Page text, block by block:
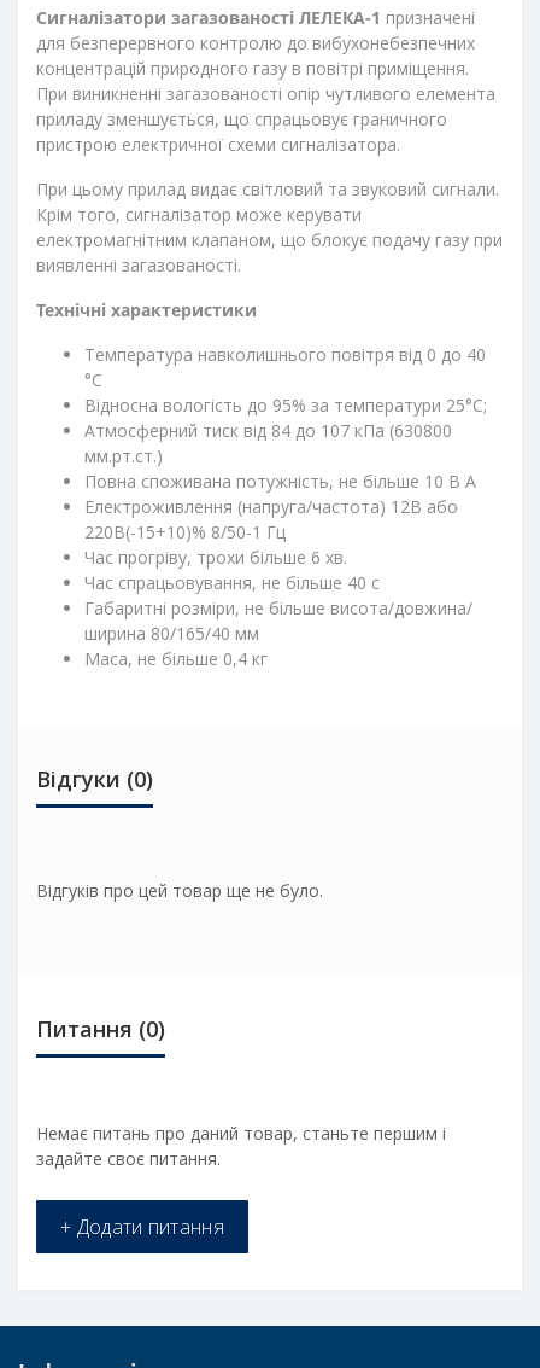
Сигналізатори загазованості ЛЕЛЕКА-1 призначені
для безперервного контролю до вибухонебезпечних
концентрацій природного газу в повітрі приміщення.
При виникненні загазованості опір чутливого елемента
приладу зменшується, що спрацьовує граничного
пристрою електричної схеми сигналізатора.
При цьому прилад видає світловий та звуковий сигнали.
Крім того, сигналізатор може керувати
електромагнітним клапаном, що блокує подачу газу при
виявленні загазованості.
Технічні характеристики
Температура навколишнього повітря від 0 до 40
°С
Відносна вологість до 95% за температури 25°С;
Атмосферний тиск від 84 до 107 кПа (630800
мм.рт.ст.)
Повна споживана потужність, не більше 10 В А
Електроживлення (напруга/частота) 12В або
220В(-15+10)% 8/50-1 Гц
Час прогріву, трохи більше 6 хв.
Час спрацьовування, не більше 40 с
Габаритні розміри, не більше висота/довжина/
ширина 80/165/40 мм
Маса, не більше 0,4 кг
Відгуки (0)
Відгуків про цей товар ще не було.
Питання (0)
Немає питань про даний товар, станьте першим і
задайте своє питання.
+ Додати питання